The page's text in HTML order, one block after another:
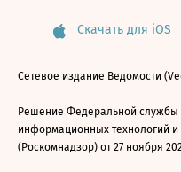
Скачать для iOS
Сетевое издание Ведомости
Решение Федеральной службы
информационных технологий
(Роскомнадзор) от 27 ноября